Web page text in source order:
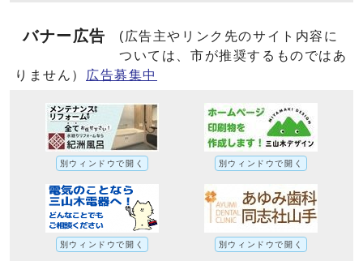
バナー広告
(広告主やリンク先のサイト内容に
ついては、市が推奨するものではあ
りません）
広告募集中
別ウィンドウで開く 別ウィンドウで開く
別ウィンドウで開く 別ウィンドウで開く